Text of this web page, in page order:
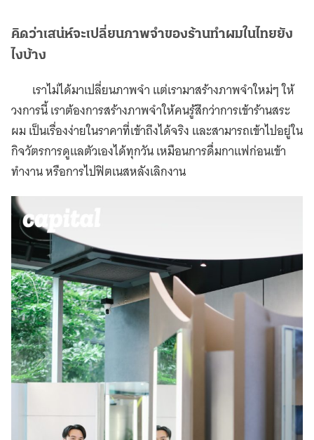
คิดว่าเสน่ห์จะเปลี่ยนภาพจำของร้านทำผมในไทยยัง
ไงบ้าง
เราไม่ได้มาเปลี่ยนภาพจำ เเต่เรามาสร้างภาพจำใหม่ๆ ให้
วงการนี้ เราต้องการสร้างภาพจำให้คนรู้สึกว่าการเข้าร้านสระ
ผม เป็นเรื่องง่ายในราคาที่เข้าถึงได้จริง เเละสามารถเข้าไปอยู่ใน
กิจวัตรการดูแลตัวเองได้ทุกวัน เหมือนการดื่มกาแฟก่อนเข้า
ทำงาน หรือการไปฟิตเนสหลังเลิกงาน